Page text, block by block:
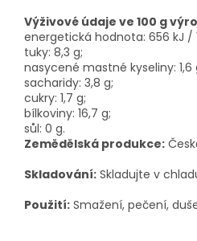
Výživové údaje ve 100 g
energetická hodnota: 656 kJ /
tuky: 8,3 g;
nasycené mastné kyseliny: 1,6
sacharidy: 3,8 g;
cukry: 1,7 g;
bílkoviny: 16,7 g;
sůl: 0 g.
Zemědělská produkce:
Skladování: Skladujte v
Použití: Smažení, pečení,